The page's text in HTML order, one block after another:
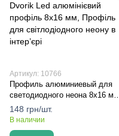
Артикул: 10766
Профиль алюминиевый для
светодиодного неона 8х16 мм
2 м – Dvorik Led
148 грн/шт.
В наличии